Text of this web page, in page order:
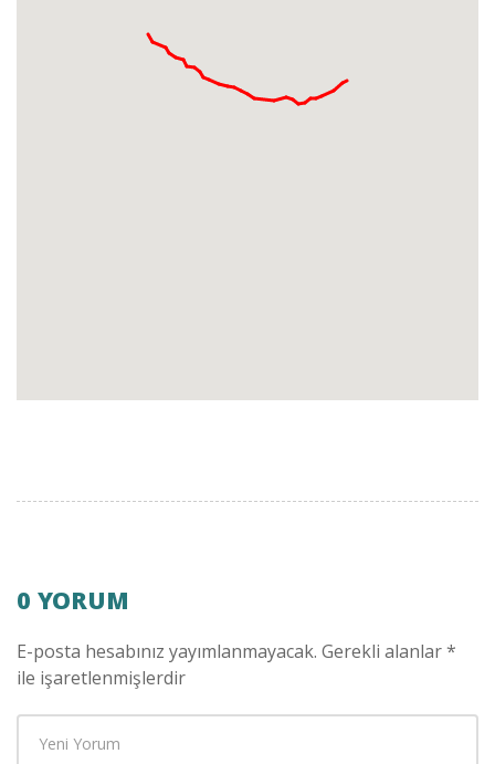
0 YORUM
E-posta hesabınız yayımlanmayacak. Gerekli alanlar*
ile işaretlenmişlerdir